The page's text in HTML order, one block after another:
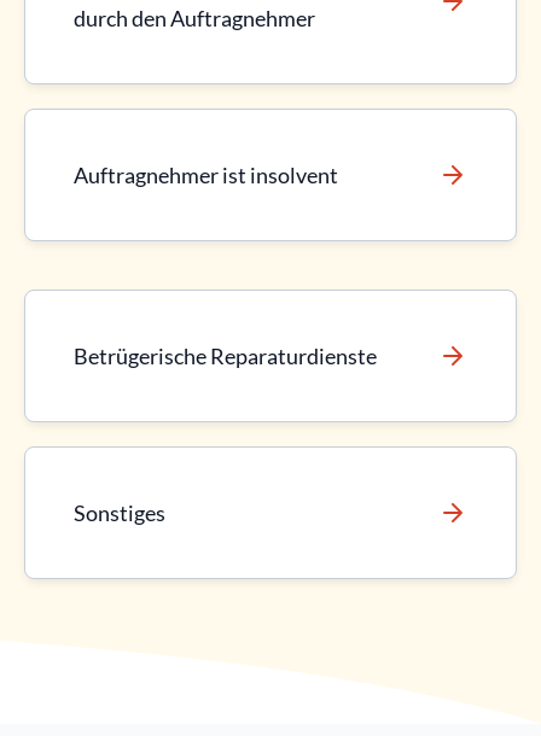
durch den Auftragnehmer
Auftragnehmer ist insolvent
Betrügerische Reparaturdienste
Sonstiges